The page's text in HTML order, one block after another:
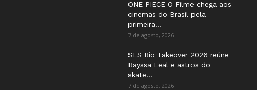
ONE PIECE O Filme chega aos
cinemas do Brasil pela
primeira...
7 de agosto, 2026
SLS Rio Takeover 2026 reúne
Rayssa Leal e astros do
skate...
7 de agosto, 2026